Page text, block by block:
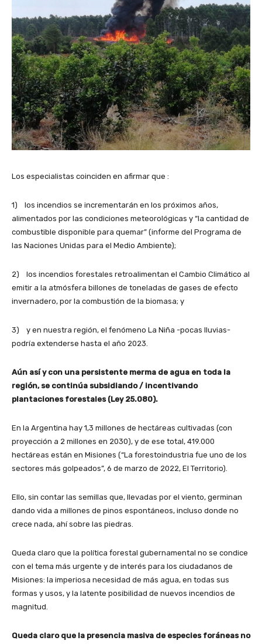
Los especialistas coinciden en afirmar que :
1) los incendios se incrementarán en los próximos años,
alimentados por las condiciones meteorológicas y “la cantidad de
combustible disponible para quemar” (informe del Programa de
las Naciones Unidas para el Medio Ambiente);
2) los incendios forestales retroalimentan el Cambio Climático al
emitir a la atmósfera billones de toneladas de gases de efecto
invernadero, por la combustión de la biomasa; y
3) y en nuestra región, el fenómeno La Niña -pocas lluvias-
podría extenderse hasta el año 2023.
Aún así y con una persistente merma de agua en toda la
región, se continúa subsidiando / incentivando
plantaciones forestales (Ley 25.080).
En la Argentina hay 1,3 millones de hectáreas cultivadas (con
proyección a 2 millones en 2030), y de ese total, 419.000
hectáreas están en Misiones (“La forestoindustria fue uno de los
sectores más golpeados”, 6 de marzo de 2022, El Territorio).
Ello, sin contar las semillas que, llevadas por el viento, germinan
dando vida a millones de pinos espontáneos, incluso donde no
crece nada, ahí sobre las piedras.
Queda claro que la política forestal gubernamental no se condice
con el tema más urgente y de interés para los ciudadanos de
Misiones: la imperiosa necesidad de más agua, en todas sus
formas y usos, y la latente posibilidad de nuevos incendios de
magnitud.
Queda claro que la presencia masiva de especies foráneas no